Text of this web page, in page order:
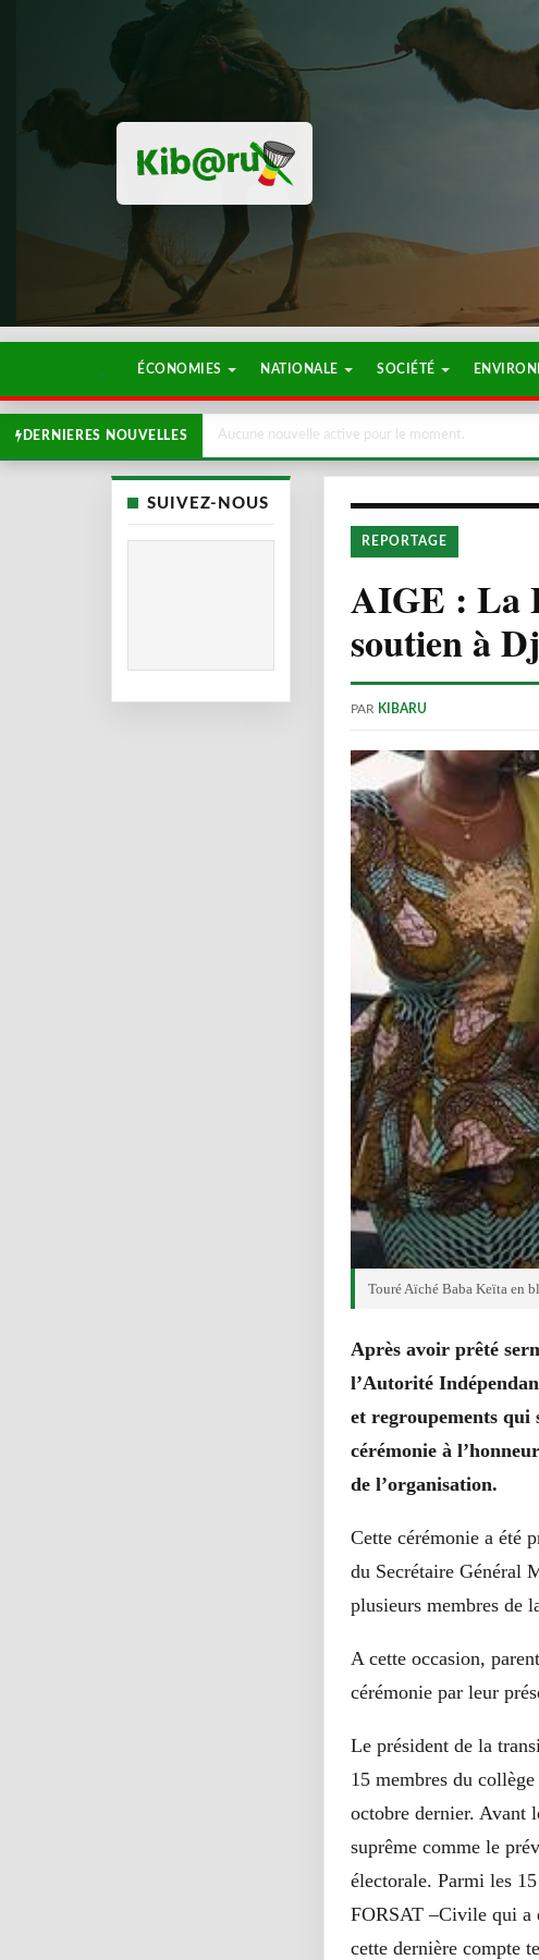
ÉCONOMIES NATIONALE SOCIÉTÉ
DERNIERES NOUVELLES Aucune nouvelle active pour le moment.
SUIVEZ-NOUS
REPORTAGE
AIGE : La
soutien à
PAR KIBARU
Touré Aïché Baba Keïta en
Après avoir prêté
l’Autorité
et regroupements qui
cérémonie à
de l’organisation.
Cette cérémonie a été
du Secrétaire Général
plusieurs membres de
A cette occasion,
cérémonie par leur
Le président de la
15 membres du
octobre dernier. Avant
suprême comme le
électorale. Parmi les
FORSAT –Civile qui a
cette dernière compte